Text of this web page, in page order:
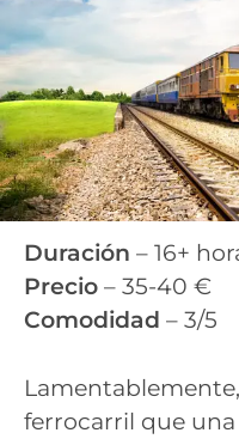
Duración – 16+
Precio – 35-40 €
Comodidad – 3/5
ferrocarril que